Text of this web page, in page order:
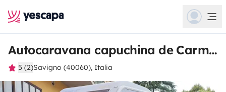
Autocaravana capuchina de Carmelo
5 (2)Savigno (40060), Italia